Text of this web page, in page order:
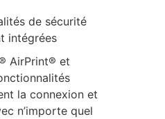
de sécurité
intégrées
AirPrint® et
la connexion et
n’importe quel